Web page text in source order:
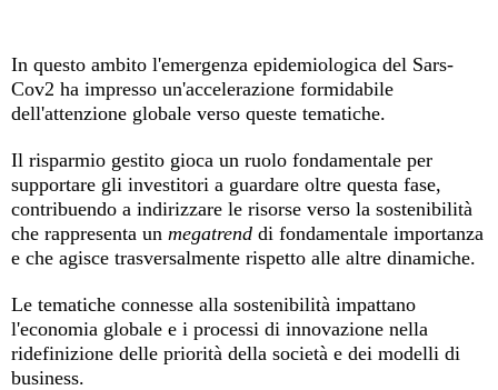
In questo ambito l'emergenza epidemiologica del Sars-
Cov2 ha impresso un'accelerazione formidabile
dell'attenzione globale verso queste tematiche.
Il risparmio gestito gioca un ruolo fondamentale per
supportare gli investitori a guardare oltre questa fase,
contribuendo a indirizzare le risorse verso la sostenibilità
che rappresenta un megatrend di fondamentale importanza
e che agisce trasversalmente rispetto alle altre dinamiche.
Le tematiche connesse alla sostenibilità impattano
l'economia globale e i processi di innovazione nella
ridefinizione delle priorità della società e dei modelli di
business.